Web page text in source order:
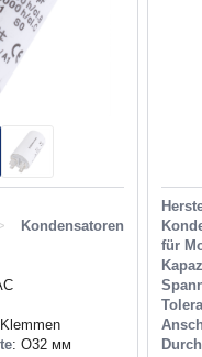
Kondensatoren
: O32 мм
für